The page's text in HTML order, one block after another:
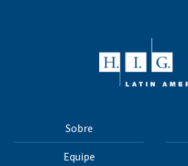
Sobre
Equipe